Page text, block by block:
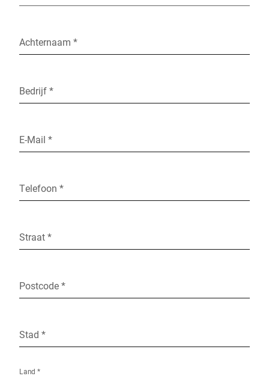
Achternaam *
Bedrijf *
E-Mail *
Telefoon *
Straat *
Postcode *
Stad *
Land *